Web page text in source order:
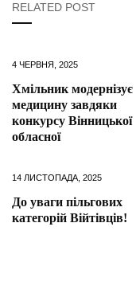
RELATED POST
4 ЧЕРВНЯ, 2025
Хмільник модернізує
медицину завдяки
конкурсу Вінницької
обласної
14 ЛИСТОПАДА, 2025
До уваги пільгових
категорій Війтівців!